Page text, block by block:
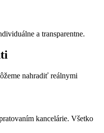
a transparentne.
nahradiť reálnymi
kancelárie. Všetko